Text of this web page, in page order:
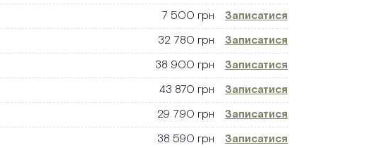
7 500 грн
Записатися
32 780 грн
Записатися
38 900 грн
Записатися
43 870 грн
Записатися
29 790 грн
Записатися
38 590 грн
Записатися